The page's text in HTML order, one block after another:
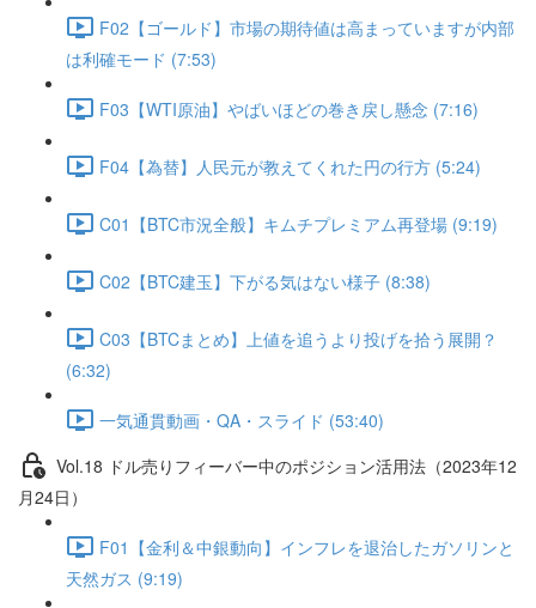
F02【ゴールド】市場の期待値は高まっていますが内部
は利確モード (7:53)
F03【WTI原油】やばいほどの巻き戻し懸念 (7:16)
F04【為替】人民元が教えてくれた円の行方 (5:24)
C01【BTC市況全般】キムチプレミアム再登場 (9:19)
C02【BTC建玉】下がる気はない様子 (8:38)
C03【BTCまとめ】上値を追うより投げを拾う展開？
(6:32)
一気通貫動画・QA・スライド (53:40)
Vol.18 ドル売りフィーバー中のポジション活用法（2023年12
月24日）
F01【金利＆中銀動向】インフレを退治したガソリンと
天然ガス (9:19)